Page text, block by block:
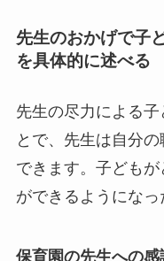
先生のおかげで子
を具体的に述べる
先生の尽力による
とで、先生は自分
できます。子ども
ができるようになっ
保育園の先生への